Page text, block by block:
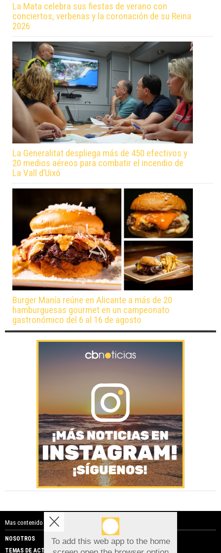
La Mata celebra sus fiestas de verano con
conciertos, verbenas y la coronación de su Reina
2026
La Generalitat despliega más de 450 efectivos y
20 medios aéreos para combatir el incendio de
La Vall d’Uixó
Burger Manía reúne en Alicante a más de 20
hamburguesas gourmet en un campeonato
gastronómico del 6 al 16 de agosto
Mas contenido de Costa Blanca Noticias:
NOSOTROS
PUBLICIDAD
TEMAS DE ACTUALIDAD
To add this web app to the home